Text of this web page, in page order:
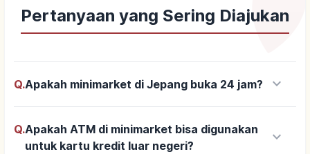
Pertanyaan yang Sering Diajukan
Q.Apakah minimarket di Jepang buka 24 jam? keyboard_arrow_down
Q.Apakah ATM di minimarket bisa digunakan
untuk kartu kredit luar negeri?
keyboard_arrow_down